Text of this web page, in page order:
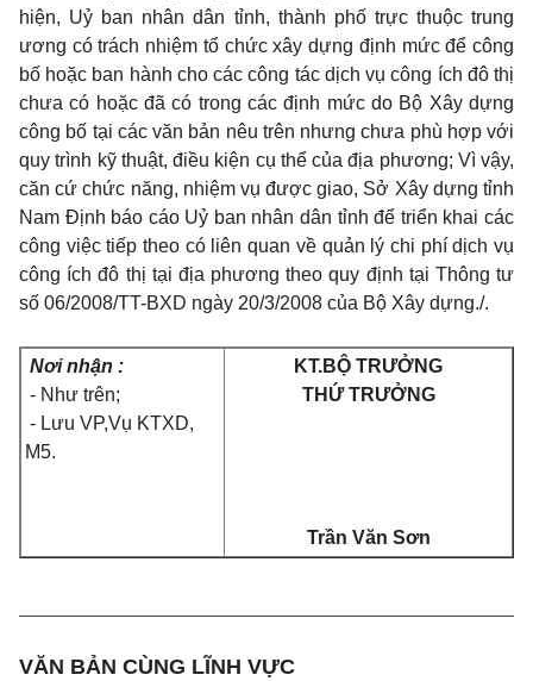
hiện, Uỷ ban nhân dân tỉnh, thành phố trực thuộc trung
ương có trách nhiệm tổ chức xây dựng định mức để công
bố hoặc ban hành cho các công tác dịch vụ công ích đô thị
chưa có hoặc đã có trong các định mức do Bộ Xây dựng
công bố tại các văn bản nêu trên nhưng chưa phù hợp với
quy trình kỹ thuật, điều kiện cụ thể của địa phương; Vì vậy,
căn cứ chức năng, nhiệm vụ được giao, Sở Xây dựng tỉnh
Nam Định báo cáo Uỷ ban nhân dân tỉnh để triển khai các
công việc tiếp theo có liên quan về quản lý chi phí dịch vụ
công ích đô thị tại địa phương theo quy định tại Thông tư
số 06/2008/TT-BXD ngày 20/3/2008 của Bộ Xây dựng./.
Nơi nhận :
- Như trên;
- Lưu VP,Vụ KTXD,
M5.
KT.BỘ TRƯỞNG
THỨ TRƯỞNG
Trần Văn Sơn
VĂN BẢN CÙNG LĨNH VỰC